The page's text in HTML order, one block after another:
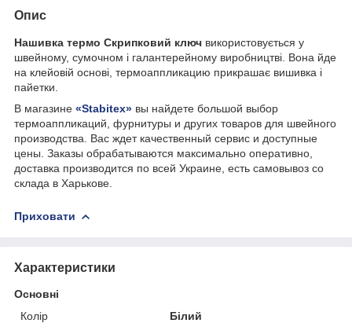
Опис
Нашивка термо Скрипковий ключ використовується у
швейному, сумочном і галантерейному виробництві. Вона йде
на клейовій основі, термоаппликацию прикрашає вишивка і
пайетки.
В магазине «Stabitex» вы найдете большой выбор
термоаппликаций, фурнитуры и других товаров для швейного
производства. Вас ждет качественный сервис и доступные
цены. Заказы обрабатываются максимально оперативно,
доставка производится по всей Украине, есть самовывоз со
склада в Харькове.
Приховати
Характеристики
Основні
Колір
Білий